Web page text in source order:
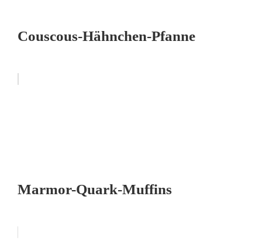
Couscous-Hähnchen-Pfanne
Marmor-Quark-Muffins